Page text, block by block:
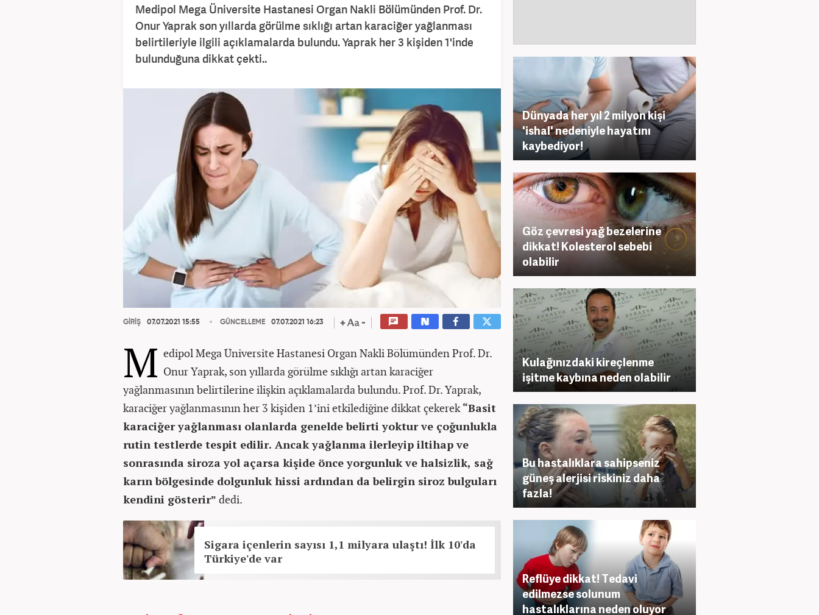
Medipol Mega Üniversite Hastanesi Organ Nakli Bölümünden Prof. Dr.
Onur Yaprak son yıllarda görülme sıklığı artan karaciğer yağlanması
belirtileriyle ilgili açıklamalarda bulundu. Yaprak her 3 kişiden 1'inde
bulunduğuna dikkat çekti..
GİRİŞ 07.07.2021 15:55 GÜNCELLEME 07.07.2021 16:23
M edipol Mega Üniversite Hastanesi Organ Nakli Bölümünden Prof. Dr.
Onur Yaprak, son yıllarda görülme sıklığı artan karaciğer
yağlanmasının belirtilerine ilişkin açıklamalarda bulundu. Prof. Dr. Yaprak,
karaciğer yağlanmasının her 3 kişiden 1’ini etkilediğine dikkat çekerek“Basit
karaciğer yağlanması olanlarda genelde belirti yoktur ve çoğunlukla
rutin testlerde tespit edilir. Ancak yağlanma ilerleyip iltihap ve
sonrasında siroza yol açarsa kişide önce yorgunluk ve halsizlik, sağ
karın bölgesinde dolgunluk hissi ardından da belirgin siroz bulguları
kendini gösterir” dedi.
Sigara içenlerin sayısı 1,1 milyara ulaştı! İlk 10'da
Türkiye'de var
Dünyada her yıl 2 milyon kişi
'ishal' nedeniyle hayatını
kaybediyor!
Göz çevresi yağ bezelerine
dikkat! Kolesterol sebebi
olabilir
Kulağınızdaki kireçlenme
işitme kaybına neden olabilir
Bu hastalıklara sahipseniz
güneş alerjisi riskiniz daha
fazla!
Reflüye dikkat! Tedavi
edilmezse solunum
hastalıklarına neden oluyor